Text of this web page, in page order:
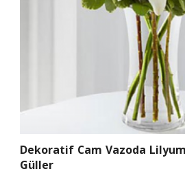
Dekoratif Cam Vazoda
Güller